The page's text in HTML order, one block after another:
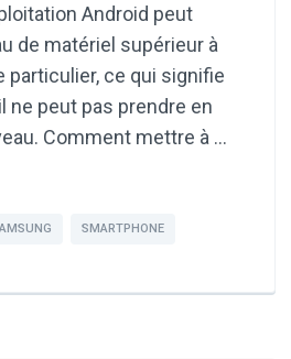
Android peut
de matériel supérieur à
particulier, ce qui signifie
ne peut pas prendre en
Comment mettre à …
SMARTPHONE